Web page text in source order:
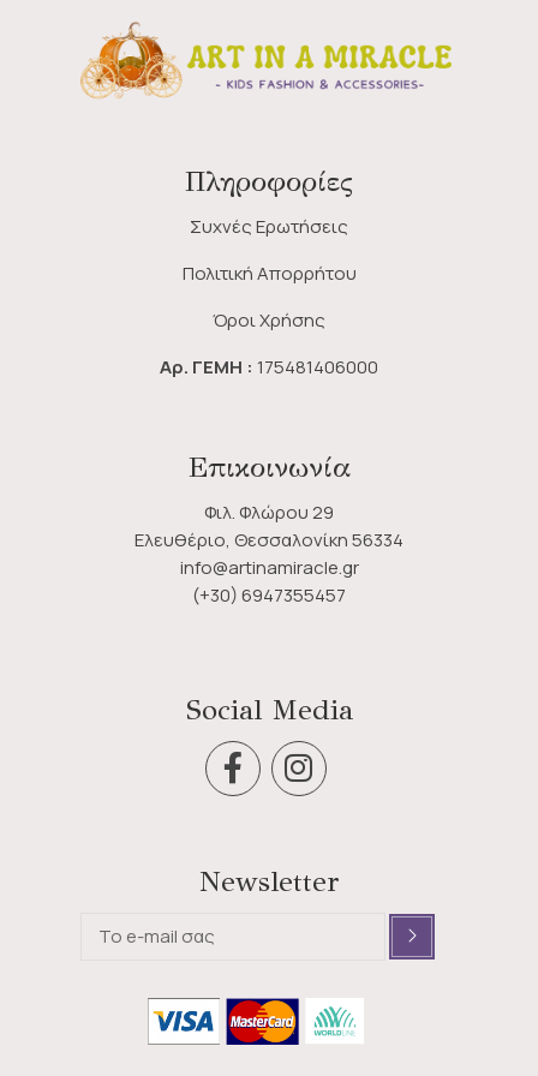
Πληροφορίες
Συχνές Ερωτήσεις
Πολιτική Απορρήτου
Όροι Χρήσης
Αρ. ΓΕΜΗ : 175481406000
Επικοινωνία
Φιλ. Φλώρου 29
Ελευθέριο, Θεσσαλονίκη 56334
info@artinamiracle.gr
(+30) 6947355457
Social Media
Newsletter